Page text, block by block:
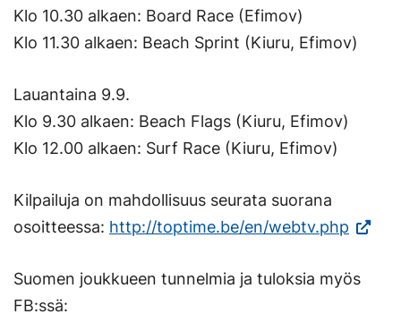
Klo 10.30 alkaen: Board Race (Efimov)
Klo 11.30 alkaen: Beach Sprint (Kiuru, Efimov)
Lauantaina 9.9.
Klo 9.30 alkaen: Beach Flags (Kiuru, Efimov)
Klo 12.00 alkaen: Surf Race (Kiuru, Efimov)
Kilpailuja on mahdollisuus seurata suorana
osoitteessa: http://toptime.be/en/webtv.php
Suomen joukkueen tunnelmia ja tuloksia myös
FB:ssä: